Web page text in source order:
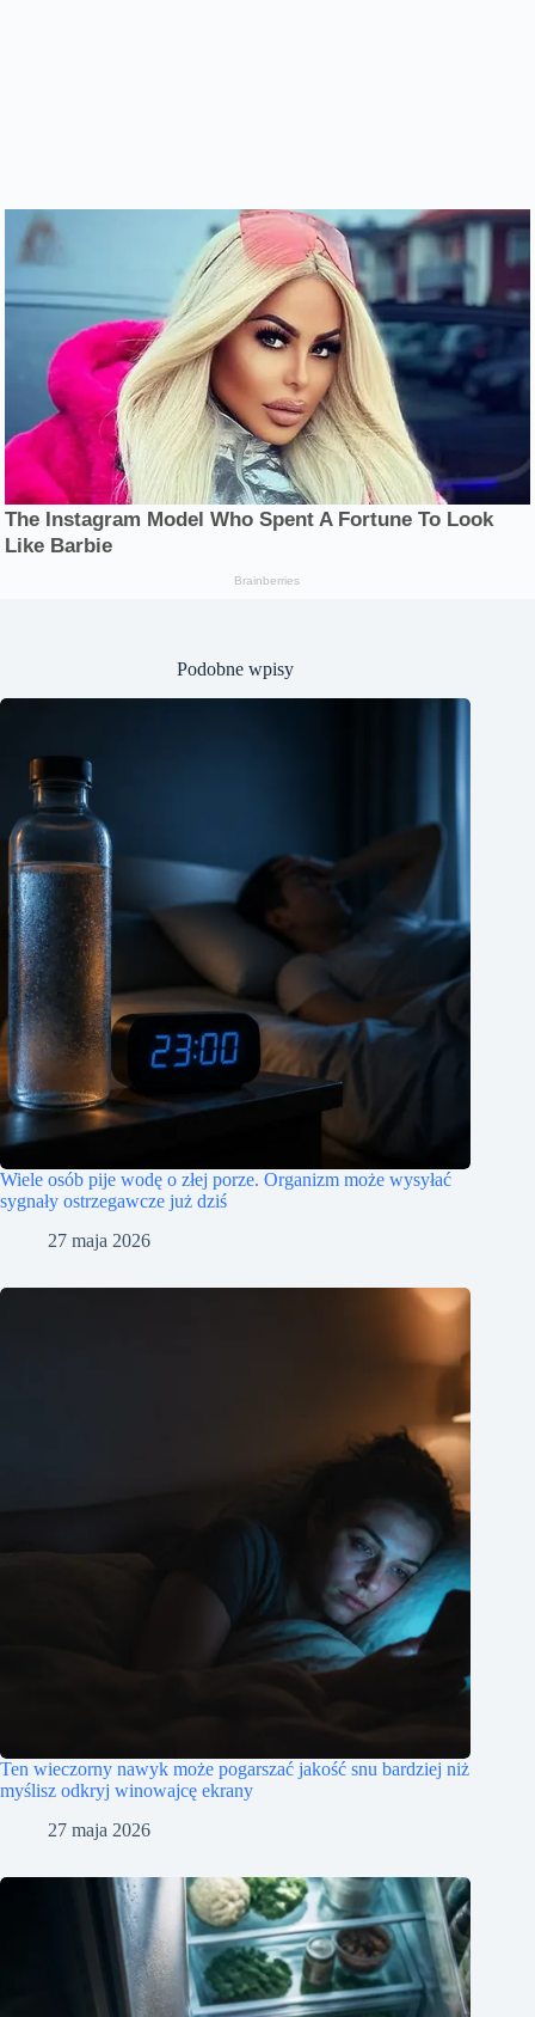
Podobne wpisy
Wiele osób pije wodę o złej porze. Organizm może wysyłać
sygnały ostrzegawcze już dziś
27 maja 2026
Ten wieczorny nawyk może pogarszać jakość snu bardziej niż
myślisz odkryj winowajcę ekrany
27 maja 2026